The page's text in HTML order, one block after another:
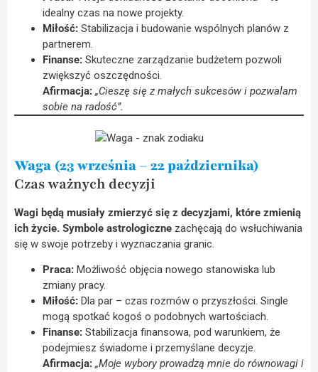
idealny czas na nowe projekty.
Miłość: Stabilizacja i budowanie wspólnych planów z
partnerem.
Finanse: Skuteczne zarządzanie budżetem pozwoli
zwiększyć oszczędności.
Afirmacja: „Cieszę się z małych sukcesów i pozwalam
sobie na radość”.
Waga (23 września – 22 października)
Czas ważnych decyzji
Wagi będą musiały zmierzyć się z decyzjami, które zmienią
ich życie. Symbole astrologiczne zachęcają do wsłuchiwania
się w swoje potrzeby i wyznaczania granic.
Praca: Możliwość objęcia nowego stanowiska lub
zmiany pracy.
Miłość: Dla par – czas rozmów o przyszłości. Single
mogą spotkać kogoś o podobnych wartościach.
Finanse: Stabilizacja finansowa, pod warunkiem, że
podejmiesz świadome i przemyślane decyzje.
Afirmacja: „Moje wybory prowadzą mnie do równowagi i